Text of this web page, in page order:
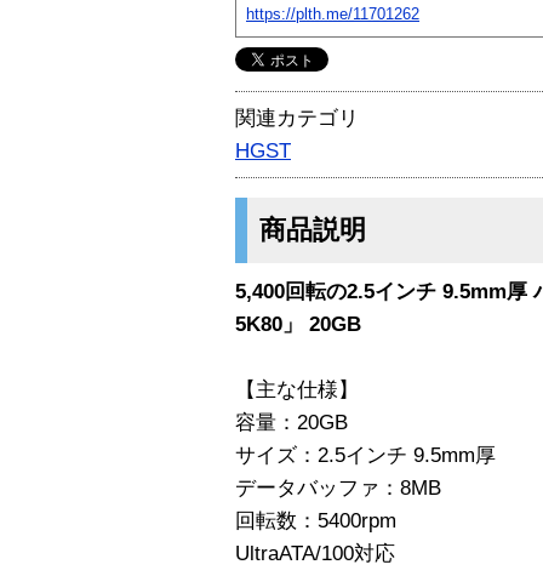
https://plth.me/11701262
関連カテゴリ
HGST
商品説明
5,400回転の2.5インチ 9.5mm厚
5K80」 20GB
【主な仕様】
容量：20GB
サイズ：2.5インチ 9.5mm厚
データバッファ：8MB
回転数：5400rpm
UltraATA/100対応